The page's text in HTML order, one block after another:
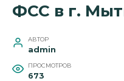
ФСС в г.
АВТОР
admin
ПРОСМОТРОВ
673